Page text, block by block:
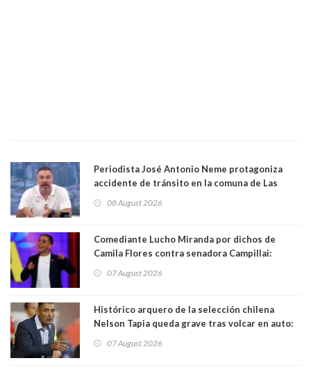
Periodista José Antonio Neme protagoniza
accidente de tránsito en la comuna de Las
08 August 2026
Comediante Lucho Miranda por dichos de
Camila Flores contra senadora Campillai:
forma de quitar dignidad"
07 August 2026
Histórico arquero de la selección chilena
Nelson Tapia queda grave tras volcar en auto:
07 August 2026